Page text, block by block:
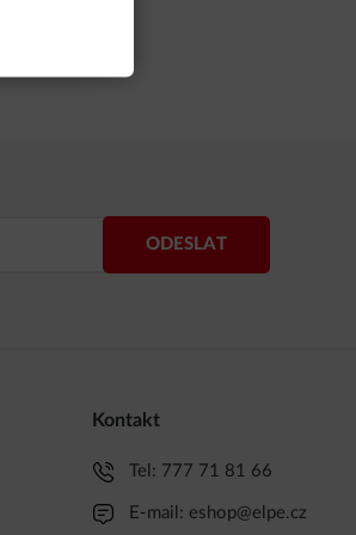
ODESLAT
Kontakt
Tel: 777 71 81 66
E-mail: eshop@elpe.cz